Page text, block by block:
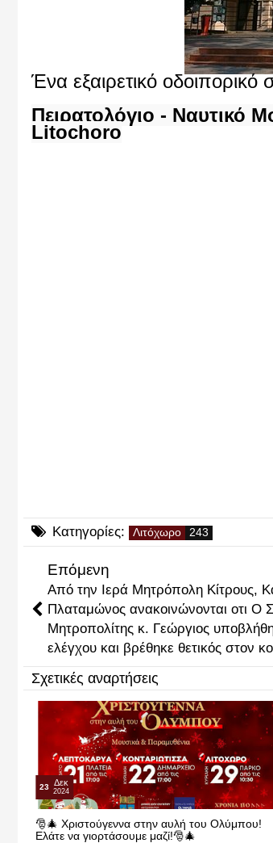
Ένα εξαιρετικό
Πειρατολόγιο - Ναυτικό
Litochoro
Κατηγορίες: Λιτόχωρο
Επόμενη
Από την Ιερά Μητρόπολη Κίτρους,
Πλαταμώνος ανακοινώνονται οτι Ο
Μητροπολίτης κ. Γεώργιος
ελέγχου και βρέθηκε θετικός στον
Σχετικές αναρτήσεις
23 Δεκ
2024
🎅🎄 Χριστούγεννα στην αυλή του Ολύμπου!
Ελάτε να γιορτάσουμε μαζί!🎅🎄